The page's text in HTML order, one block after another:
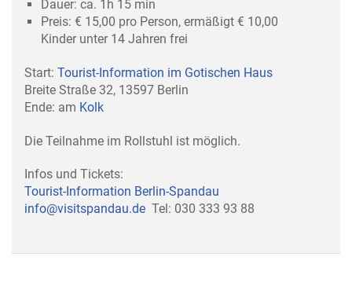
Dauer: ca. 1h 15 min
Preis: € 15,00 pro Person, ermäßigt € 10,00
Kinder unter 14 Jahren frei
Start: Tourist-Information im Gotischen Haus
Breite Straße 32, 13597 Berlin
Ende: am Kolk
Die Teilnahme im Rollstuhl ist möglich.
Infos und Tickets:
Tourist-Information Berlin-Spandau
info@visitspandau.de Tel: 030 333 93 88